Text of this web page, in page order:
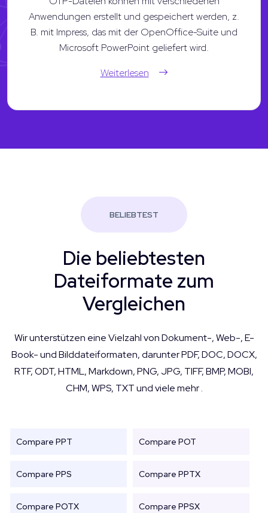
Anwendungen erstellt und gespeichert werden, z.
B. mit Impress, das mit der OpenOffice-Suite und
Microsoft PowerPoint geliefert wird.
Weiterlesen
BELIEBTEST
Die beliebtesten
Dateiformate zum
Vergleichen
Wir unterstützen eine Vielzahl von Dokument-, Web-, E-
Book- und Bilddateiformaten, darunter PDF, DOC, DOCX,
RTF, ODT, HTML, Markdown, PNG, JPG, TIFF, BMP, MOBI,
CHM, WPS, TXT und viele mehr .
Compare PPT Compare POT
Compare PPS Compare PPTX
Compare POTX Compare PPSX